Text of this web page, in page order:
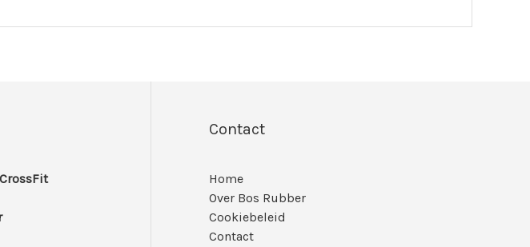
Contact
Home
Over Bos Rubber
Cookiebeleid
Contact